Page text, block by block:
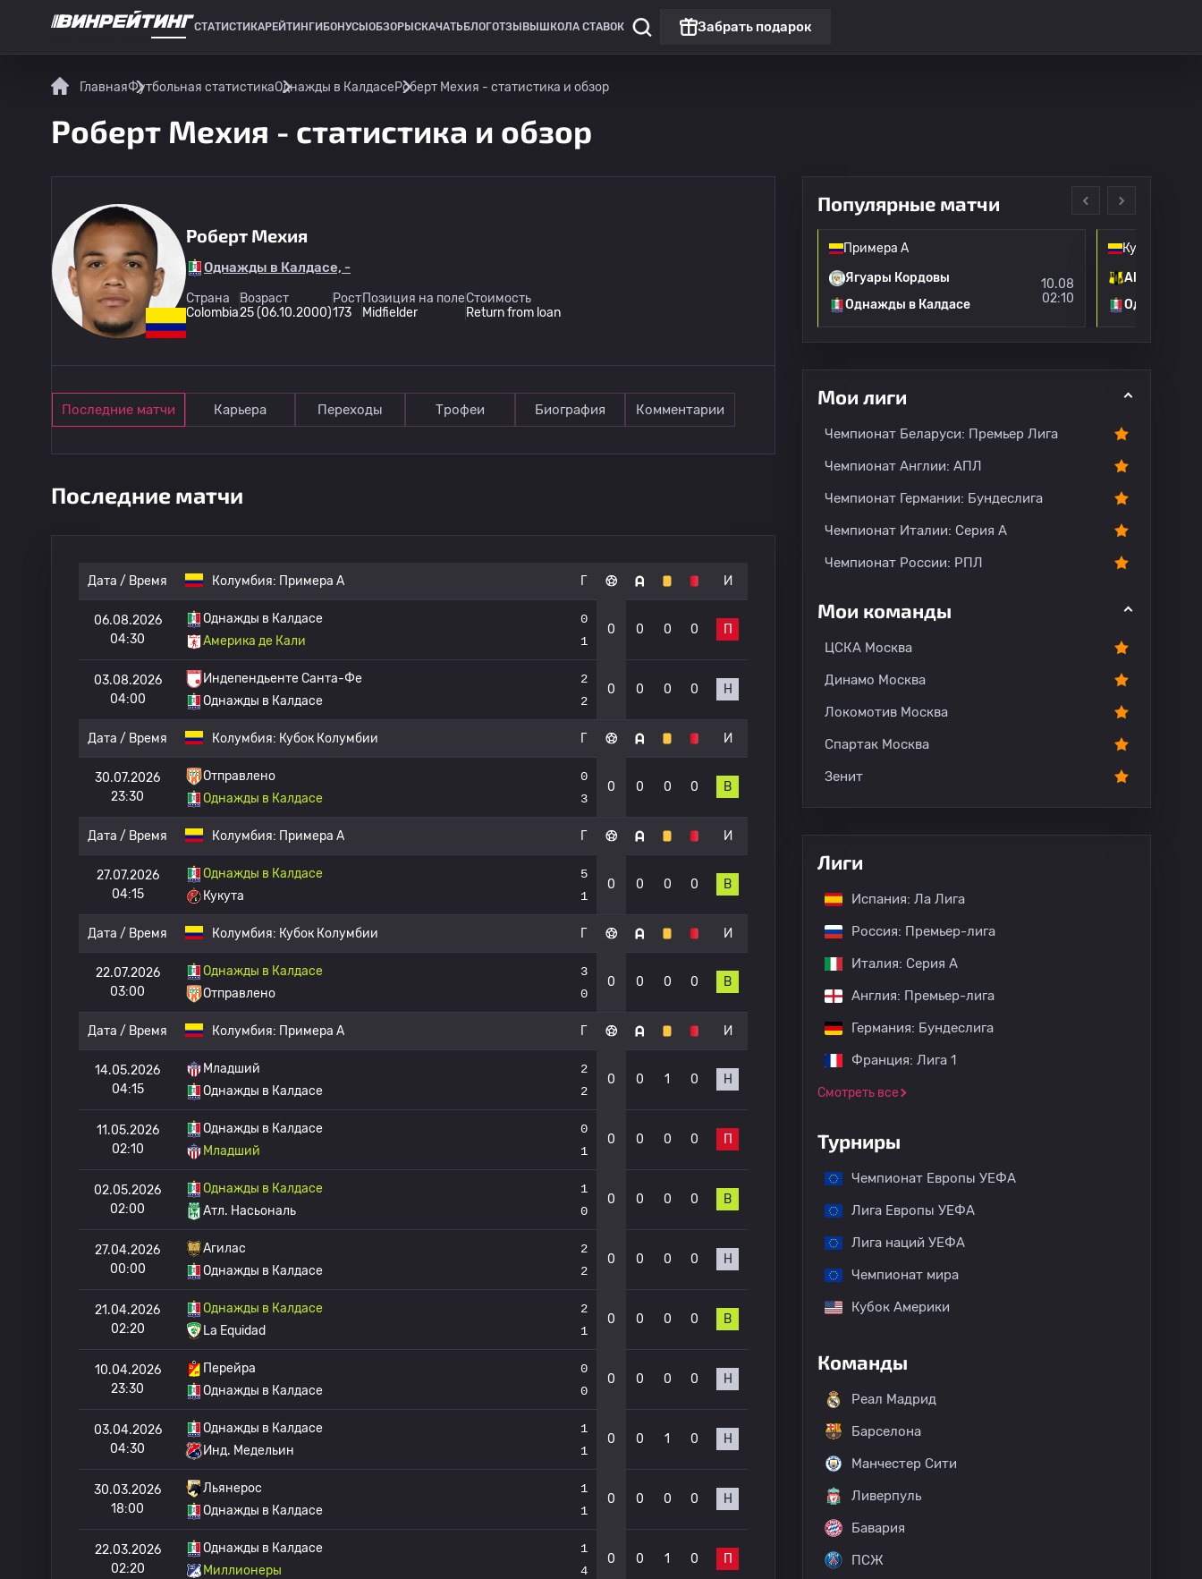
СТАТИСТИКАРЕЙТИНГИ БОНУСЫ ОБЗОРЫ СКАЧАТЬ БЛОГОТЗЫВЫ ШКОЛА СТАВОК Забрать подарок
ГлавнаяФутбольная статистикаОднажды в КалдасеРоберт Мехия - статистика и обзор
Роберт Мехия - статистика и обзор
Роберт Мехия
Однажды в Калдасе, -
Страна
Colombia
Возраст
25 (06.10.2000)
Рост
173
Позиция на поле
Midfielder
Стоимость
Return from loan
Последние матчи Карьера Переходы Трофеи Биография Комментарии
Последние матчи
Дата / Время Колумбия: Примера А Г И
06.08.2026
04:30
Однажды в Калдасе
Америка де Кали
0
1
0 0 0 0 П
03.08.2026
04:00
Индепендьенте Санта-Фе
Однажды в Калдасе
2
2
0 0 0 0 Н
Дата / Время Колумбия: Кубок Колумбии Г И
30.07.2026
23:30
Отправлено
Однажды в Калдасе
0
3
0 0 0 0 В
Дата / Время Колумбия: Примера А Г И
27.07.2026
04:15
Однажды в Калдасе
Кукута
5
1
0 0 0 0 В
Дата / Время Колумбия: Кубок Колумбии Г И
22.07.2026
03:00
Однажды в Калдасе
Отправлено
3
0
0 0 0 0 В
Дата / Время Колумбия: Примера А Г И
14.05.2026
04:15
Младший
Однажды в Калдасе
2
2
0 0 1 0 Н
11.05.2026
02:10
Однажды в Калдасе
Младший
0
1
0 0 0 0 П
02.05.2026
02:00
Однажды в Калдасе
Атл. Насьональ
1
0
0 0 0 0 В
27.04.2026
00:00
Агилас
Однажды в Калдасе
2
2
0 0 0 0 Н
21.04.2026
02:20
Однажды в Калдасе
La Equidad
2
1
0 0 0 0 В
10.04.2026
23:30
Перейра
Однажды в Калдасе
0
0
0 0 0 0 Н
03.04.2026
04:30
Однажды в Калдасе
Инд. Медельин
1
1
0 0 1 0 Н
30.03.2026
18:00
Льянерос
Однажды в Калдасе
1
1
0 0 0 0 Н
22.03.2026
02:20
Однажды в Калдасе
Миллионеры
1
4
0 0 1 0 П
Популярные матчи
Примера А
Ягуары Кордовы
Однажды в Калдасе
10.08
02:10
Кубок
Alianza
Однажды в
Мои лиги
Чемпионат Беларуси: Премьер Лига
Чемпионат Англии: АПЛ
Чемпионат Германии: Бундеслига
Чемпионат Италии: Серия А
Чемпионат России: РПЛ
Мои команды
ЦСКА Москва
Динамо Москва
Локомотив Москва
Спартак Москва
Зенит
Лиги
Испания: Ла Лига
Россия: Премьер-лига
Италия: Серия А
Англия: Премьер-лига
Германия: Бундеслига
Франция: Лига 1
Смотреть все
Турниры
Чемпионат Европы УЕФА
Лига Европы УЕФА
Лига наций УЕФА
Чемпионат мира
Кубок Америки
Команды
Реал Мадрид
Барселона
Манчестер Сити
Ливерпуль
Бавария
ПСЖ